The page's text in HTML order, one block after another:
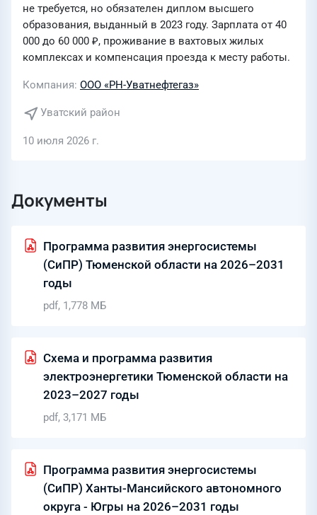
не требуется, но обязателен диплом высшего
образования, выданный в 2023 году. Зарплата от 40
000 до 60 000 ₽, проживание в вахтовых жилых
комплексах и компенсация проезда к месту работы.
Компания ООО «РН-Уватнефтегаз»
Уватский район
10 июля 2026 г.
Документы
Программа развития энергосистемы
(СиПР) Тюменской области на 2026–2031
годы
pdf, 1,778 МБ
Схема и программа развития
электроэнергетики Тюменской области на
2023–2027 годы
pdf, 3,171 МБ
Программа развития энергосистемы
(СиПР) Ханты-Мансийского автономного
округа - Югры на 2026–2031 годы